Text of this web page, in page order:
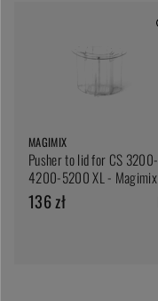
MAGIMIX
Pusher to lid for CS 3200-
4200-5200 XL - Magimix
136 zł